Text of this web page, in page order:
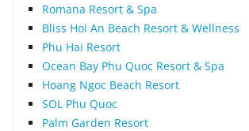
Romana Resort & Spa
Bliss Hoi An Beach Resort & Wellness
Phu Hai Resort
Ocean Bay Phu Quoc Resort & Spa
Hoang Ngoc Beach Resort
SOL Phu Quoc
Palm Garden Resort